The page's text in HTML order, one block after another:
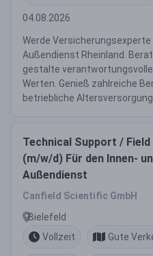
04.08.2026
Werde
Außendienst Rheinland.
gestalte
Werten. Genieß zahlreiche
betriebliche Altersversorgung.
Technical Support /
(m/w/d) Für den Innen-
Außendienst
Canfield Scientific GmbH
Bielefeld
Vollzeit
Gute